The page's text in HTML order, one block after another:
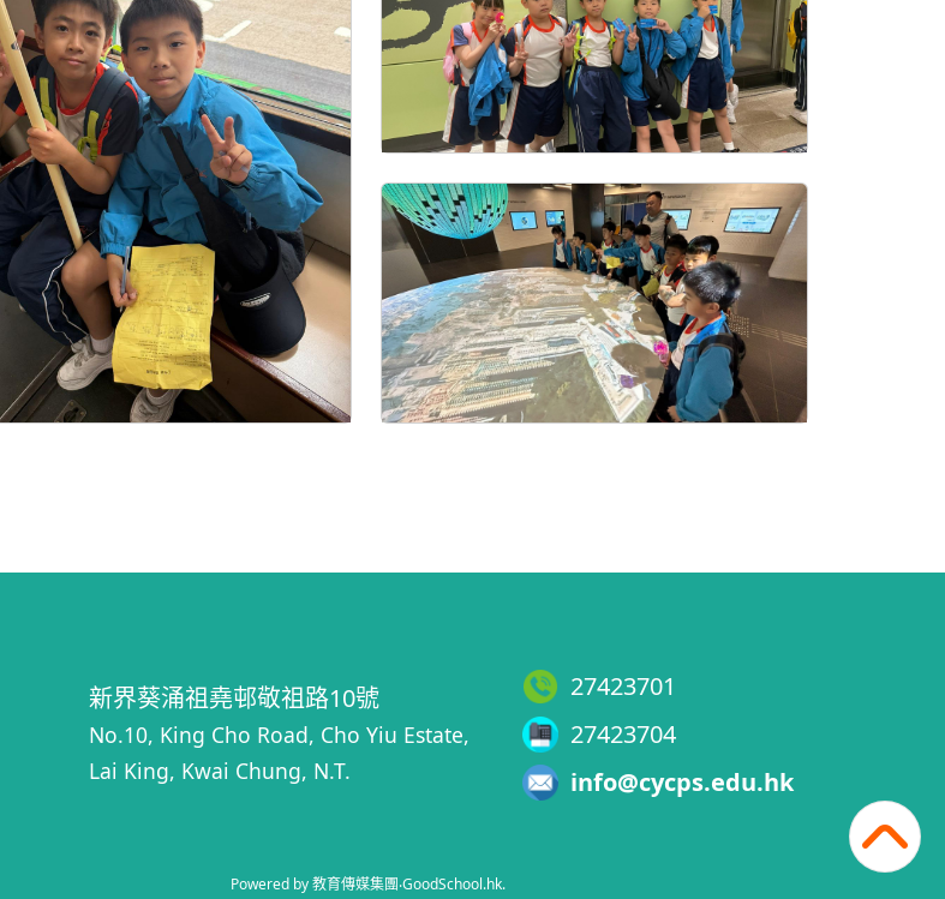
新界葵涌祖堯邨敬祖路10號
No.10, King Cho Road, Cho Yiu Estate,
Lai King, Kwai Chung, N.T.
27423701
27423704
info@cycps.edu.hk
Powered by教育傳媒集團‧GoodSchool.hk.